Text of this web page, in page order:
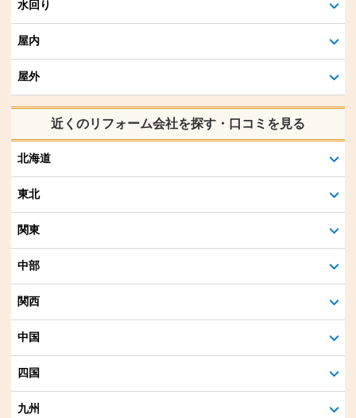
水回り
屋内
屋外
近くのリフォーム会社を探す・口コミを見る
北海道
東北
関東
中部
関西
中国
四国
九州